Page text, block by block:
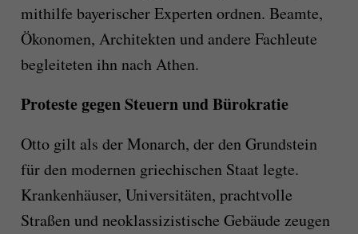
mithilfe bayerischer Experten ordnen. Beamte,
Ökonomen, Architekten und andere Fachleute
begleiteten ihn nach Athen.
Proteste gegen Steuern und Bürokratie
Otto gilt als der Monarch, der den Grundstein
für den modernen griechischen Staat legte.
Krankenhäuser, Universitäten, prachtvolle
Straßen und neoklassizistische Gebäude zeugen